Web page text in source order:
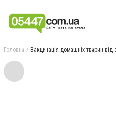
Головна Вакцинація домашніх тварин від